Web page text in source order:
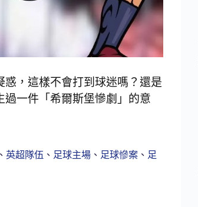
，這樣不會打到球迷嗎？還是
一件「希爾斯堡慘劇」的意
、 英超隊伍 、 足球主場、 足球慘案、 足